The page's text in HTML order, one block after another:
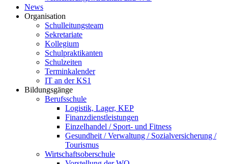
News
Organisation
Schulleitungsteam
Sekretariate
Kollegium
Schulpraktikanten
Schulzeiten
Terminkalender
IT an der KS1
Bildungsgänge
Berufsschule
Logistik, Lager, KEP
Finanzdienstleistungen
Einzelhandel / Sport- und Fitness
Gesundheit / Verwaltung / Sozialversicherung /
Tourismus
Wirtschaftsoberschule